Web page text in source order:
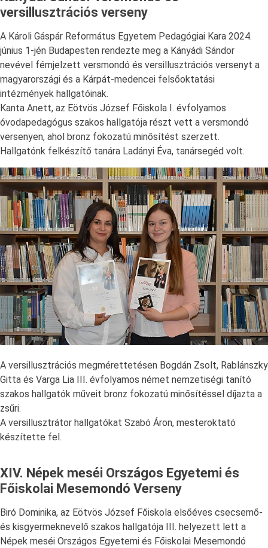
versillusztrációs verseny
A Károli Gáspár Református Egyetem Pedagógiai Kara 2024.
június 1-jén Budapesten rendezte meg a Kányádi Sándor
nevével fémjelzett versmondó és versillusztrációs versenyt a
magyarországi és a Kárpát-medencei felsőoktatási
intézmények hallgatóinak.
Kanta Anett, az Eötvös József Főiskola I. évfolyamos
óvodapedagógus szakos hallgatója részt vett a versmondó
versenyen, ahol bronz fokozatú minősítést szerzett.
Hallgatónk felkészítő tanára Ladányi Éva, tanársegéd volt.
A versillusztrációs megmérettetésen Bogdán Zsolt, Rablánszky
Gitta és Varga Lia III. évfolyamos német nemzetiségi tanító
szakos hallgatók műveit bronz fokozatú minősítéssel díjazta a
zsűri.
A versillusztrátor hallgatókat Szabó Áron, mesteroktató
készítette fel.
XIV. Népek meséi Országos Egyetemi és
Főiskolai Mesemondó Verseny
Biró Dominika, az Eötvös József Főiskola elsőéves csecsemő-
és kisgyermeknevelő szakos hallgatója III. helyezett lett a
Népek meséi Országos Egyetemi és Főiskolai Mesemondó